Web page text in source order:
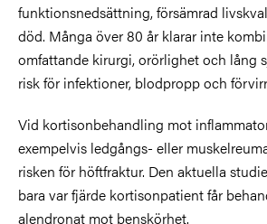
funktionsnedsättning, försämrad
död. Många över 80 år klarar inte
omfattande kirurgi, orörlighet och lång
risk för infektioner, blodpropp och
Vid kortisonbehandling mot
exempelvis ledgångs- eller
risken för höftfraktur. Den aktuella
bara var fjärde kortisonpatient får
alendronat mot benskörhet.